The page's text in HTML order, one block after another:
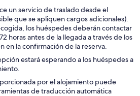
un servicio de traslado desde el
que se apliquen cargos adicionales).
los huéspedes deberán contactar
horas antes de la llegada a través de los
en la confirmación de la reserva.
estará esperando a los huéspedes a
por el alojamiento puede
de traducción automática